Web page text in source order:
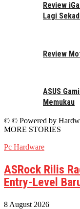
Review
Lagi
Review
ASUS
Memukau
© © Powered by
MORE STORIES
Pc Hardware
ASRock Rilis
Entry-Level
8 August 2026